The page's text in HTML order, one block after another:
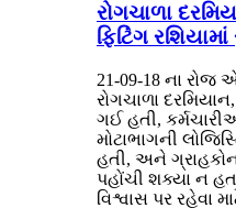
રોગચાળા
ફિટિંગ
21-09-18 ના રોજ
રોગચાળા
ગઈ હતી,
મોટાભાગની
હતી, અને
પહોંચી શક્યા ન
વિશ્વાસ પર રહેવા